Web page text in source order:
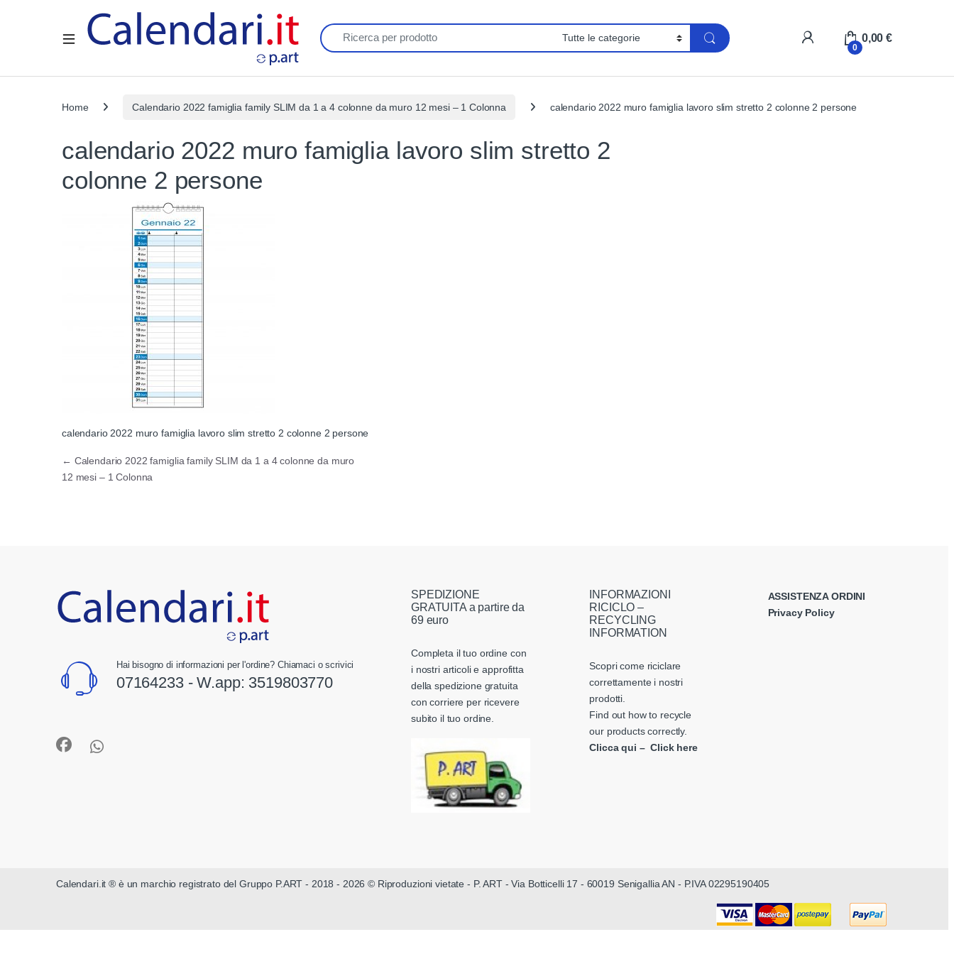
Open
Search for:
My Account
0
0,00€
Home Calendario 2022 famiglia family SLIM da 1 a 4 colonne da muro 12 mesi – 1 Colonna calendario 2022 muro famiglia lavoro slim stretto 2 colonne 2 persone
calendario 2022 muro famiglia lavoro slim stretto 2
colonne 2 persone
calendario 2022 muro famiglia lavoro slim stretto 2 colonne 2 persone
Navigazione articoli
← Calendario 2022 famiglia family SLIM da 1 a 4 colonne da muro
12 mesi – 1 Colonna
Hai bisogno di informazioni per l'ordine? Chiamaci o scrivici
07164233 - W.app: 3519803770
SPEDIZIONE
GRATUITA a partire da
69 euro
Completa il tuo ordine con
i nostri articoli e approfitta
della spedizione gratuita
con corriere per ricevere
subito il tuo ordine.
INFORMAZIONI
RICICLO –
RECYCLING
INFORMATION
Scopri come riciclare
correttamente i nostri
prodotti.
Find out how to recycle
our products correctly.
Clicca qui – Click here
ASSISTENZA ORDINI
Privacy Policy
Calendari.it ® è un marchio registrato del Gruppo P.ART - 2018 - 2026 © Riproduzioni vietate - P. ART - Via Botticelli 17 - 60019 Senigallia AN - P.IVA 02295190405